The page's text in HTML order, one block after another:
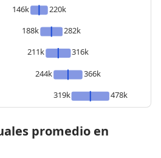
146k
220k
188k
282k
211k
316k
244k
366k
319k
478k
promedio en